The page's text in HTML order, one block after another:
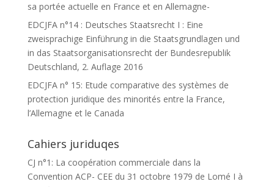
sa portée actuelle en France et en Allemagne-
EDCJFA n°14 : Deutsches Staatsrecht I : Eine
zweisprachige Einführung in die Staatsgrundlagen und
in das Staatsorganisationsrecht der Bundesrepublik
Deutschland, 2. Auflage 2016
EDCJFA n° 15: Etude comparative des systèmes de
protection juridique des minorités entre la France,
l’Allemagne et le Canada
Cahiers juriduqes
CJ n°1: La coopération commerciale dans la
Convention ACP- CEE du 31 octobre 1979 de Lomé I à